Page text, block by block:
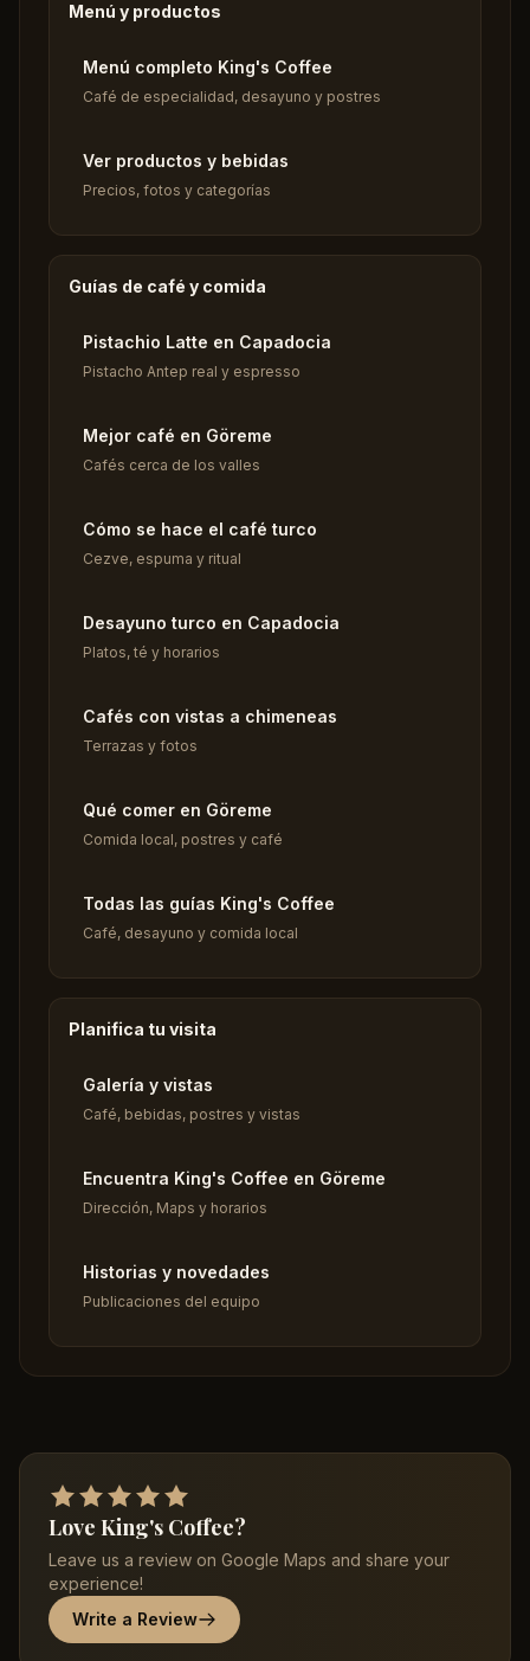
Menú y productos
Menú completo King's Coffee
Café de especialidad, desayuno y postres
Ver productos y bebidas
Precios, fotos y categorías
Guías de café y comida
Pistachio Latte en Capadocia
Pistacho Antep real y espresso
Mejor café en Göreme
Cafés cerca de los valles
Cómo se hace el café turco
Cezve, espuma y ritual
Desayuno turco en Capadocia
Platos, té y horarios
Cafés con vistas a chimeneas
Terrazas y fotos
Qué comer en Göreme
Comida local, postres y café
Todas las guías King's Coffee
Café, desayuno y comida local
Planifica tu visita
Galería y vistas
Café, bebidas, postres y vistas
Encuentra King's Coffee en Göreme
Dirección, Maps y horarios
Historias y novedades
Publicaciones del equipo
Love King's Coffee?
Leave us a review on Google Maps and share your
experience!
Write a Review